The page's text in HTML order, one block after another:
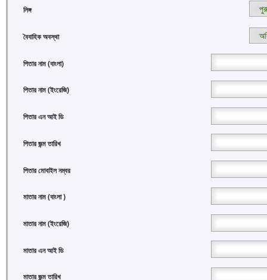
লিঙ্গ
বৈবাহিক অবস্থা
পিতার নাম (বাংলা)
পিতার নাম (ইংরেজি)
পিতার এন আই ডি
পিতার জন্ম তারিখ
পিতার মোবাইল নম্বর
মাতার নাম (বাংলা )
মাতার নাম (ইংরেজি)
মাতার এন আই ডি
মাতার জন্ম তারিখ